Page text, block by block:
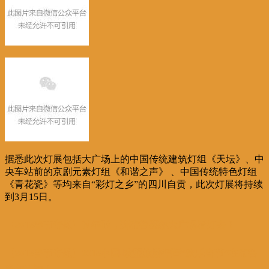
据悉此次灯展包括大广场上的中国传统建筑灯组《天坛》、中
央车站前的京剧元素灯组《和谐之声》 、中国传统特色灯组
《青花瓷》等均来自“彩灯之乡”的四川自贡，此次灯展将持续
到3月15日。